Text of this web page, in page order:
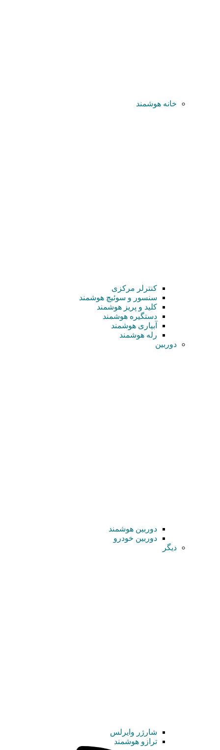
خانه هوشمند
کنترلر مرکزی
سنسور و سوئیچ هوشمند
کلید و پریز هوشمند
دستگیره هوشمند
آبیاری هوشمند
رله هوشمند
دوربین
دوربین هوشمند
دوربین خودرو
دیگر
شارژر وایرلس
ترازو هوشمند